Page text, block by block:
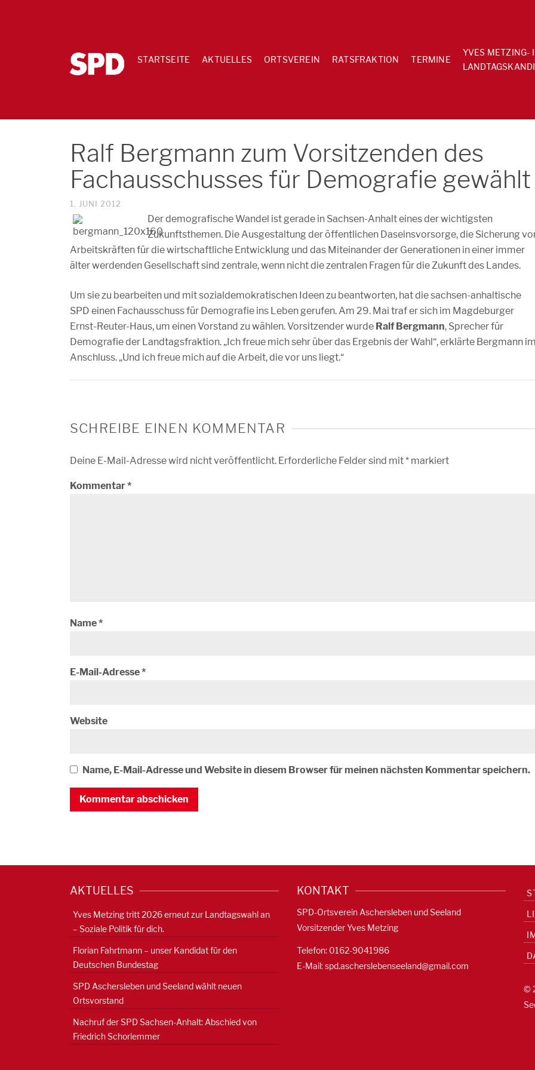
STARTSEITE AKTUELLES ORTSVEREIN RATSFRAKTION TERMINE
YVES METZING-
Ralf Bergmann zum Vorsitzenden des
Fachausschusses für Demografie gewählt
1. JUNI 2012
Der demografische Wandel ist gerade in Sachsen-Anhalt eines der wichtigsten
Zukunftsthemen. Die Ausgestaltung der öffentlichen Daseinsvorsorge, die Sicherung
Arbeitskräften für die wirtschaftliche Entwicklung und das Miteinander der Generationen in einer immer
älter werdenden Gesellschaft sind zentrale, wenn nicht die zentralen Fragen für die Zukunft des Landes.
Um sie zu bearbeiten und mit sozialdemokratischen Ideen zu beantworten, hat die sachsen-anhaltische
SPD einen Fachausschuss für Demografie ins Leben gerufen. Am 29. Mai traf er sich im Magdeburger
Ernst-Reuter-Haus, um einen Vorstand zu wählen. Vorsitzender wurde Ralf Bergmann, Sprecher für
Demografie der Landtagsfraktion. „Ich freue mich sehr über das Ergebnis der Wahl“, erklärte Bergmann
Anschluss. „Und ich freue mich auf die Arbeit, die vor uns liegt.“
SCHREIBE EINEN KOMMENTAR
Deine E-Mail-Adresse wird nicht veröffentlicht. Erforderliche Felder sind mit* markiert
Kommentar*
Name*
E-Mail-Adresse*
Website
Name, E-Mail-Adresse und Website in diesem Browser für meinen nächsten Kommentar speichern.
AKTUELLES
Yves Metzing tritt 2026 erneut zur Landtagswahl an
– Soziale Politik für dich.
Florian Fahrtmann – unser Kandidat für den
Deutschen Bundestag
SPD Aschersleben und Seeland wählt neuen
Ortsvorstand
Nachruf der SPD Sachsen-Anhalt: Abschied von
Friedrich Schorlemmer
KONTAKT
SPD-Ortsverein Aschersleben und Seeland
Vorsitzender Yves Metzing
Telefon: 0162-9041986
E-Mail:spd.ascherslebenseeland@gmail.com
©